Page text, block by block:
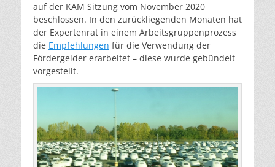
auf der KAM Sitzung vom November 2020
beschlossen. In den zurückliegenden Monaten hat
der Expertenrat in einem Arbeitsgruppenprozess
die Empfehlungen für die Verwendung der
Fördergelder erarbeitet – diese wurde gebündelt
vorgestellt.